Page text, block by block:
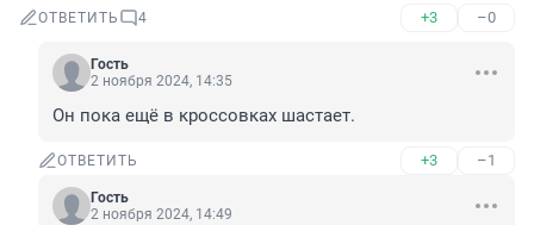
ОТВЕТИТЬ 4 +3 –0
Гость
2 ноября 2024, 14:35
Он пока ещё в кроссовках шастает.
ОТВЕТИТЬ +3 –1
Гость
2 ноября 2024, 14:49